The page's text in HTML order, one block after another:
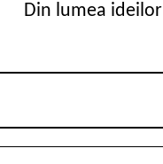
Din lumea ideilor